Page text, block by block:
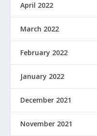
April 2022
March 2022
February 2022
January 2022
December 2021
November 2021